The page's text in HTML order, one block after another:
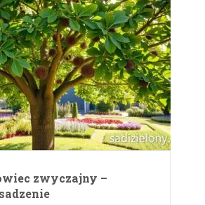
zwyczajny –